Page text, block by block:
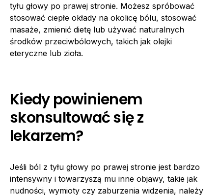
tyłu głowy po prawej stronie. Możesz spróbować
stosować ciepłe okłady na okolicę bólu, stosować
masaże, zmienić dietę lub używać naturalnych
środków przeciwbólowych, takich jak olejki
eteryczne lub zioła.
Kiedy powinienem
skonsultować się z
lekarzem?
Jeśli ból z tyłu głowy po prawej stronie jest bardzo
intensywny i towarzyszą mu inne objawy, takie jak
nudności, wymioty czy zaburzenia widzenia, należy